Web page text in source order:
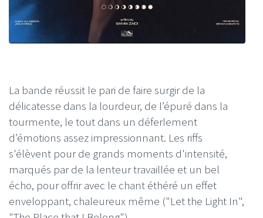
La bande réussit le pari de faire surgir de la
délicatesse dans la lourdeur, de l’épuré dans la
tourmente, le tout dans un déferlement
d’émotions assez impressionnant. Les riffs
s'élèvent pour de grands moments d'intensité,
marqués par de la lenteur travaillée et un bel
écho, pour offrir avec le chant éthéré un effet
enveloppant, chaleureux même ("Let the Light In",